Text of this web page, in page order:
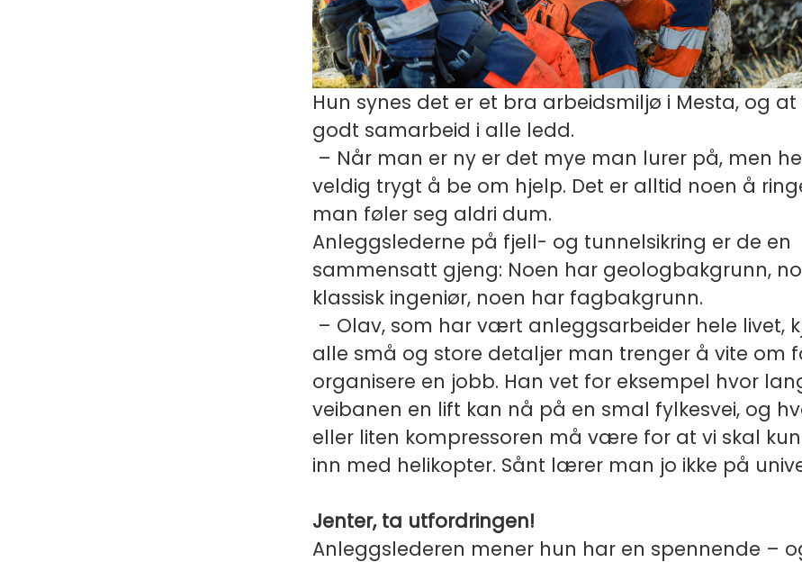
Hun synes det er et bra arbeidsmiljø i Mesta, og
godt samarbeid i alle ledd.
– Når man er ny er det mye man lurer på, men
veldig trygt å be om hjelp. Det er alltid noen å
man føler seg aldri dum.
Anleggslederne på fjell- og tunnelsikring er de en
sammensatt gjeng: Noen har geologbakgrunn,
klassisk ingeniør, noen har fagbakgrunn.
– Olav, som har vært anleggsarbeider hele livet,
alle små og store detaljer man trenger å vite om
organisere en jobb. Han vet for eksempel hvor
veibanen en lift kan nå på en smal fylkesvei, og
eller liten kompressoren må være for at vi skal
inn med helikopter. Sånt lærer man jo ikke på
Jenter, ta utfordringen!
Anleggslederen mener hun har en spennende –